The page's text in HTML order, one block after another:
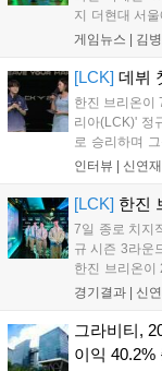
지 더현대 서
는 체험, 스페
연 등 다채로
만큼 큰 인기를
게임뉴스 | 김
[LCK] 데뷔
한진 브리온이
리아(LCK)' 정
로 승리하며
들어내면서 이
인터뷰 | 신연재
[LCK] 한진
7일 종로 치지
규 시즌 3라운
한진 브리온이
엑스를 제치고
경기결과 | 신
그라비티,
이익 40.2%